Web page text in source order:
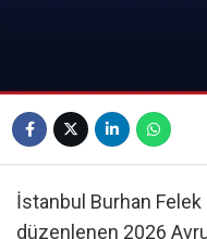
İstanbul Burhan
düzenlenen 2026